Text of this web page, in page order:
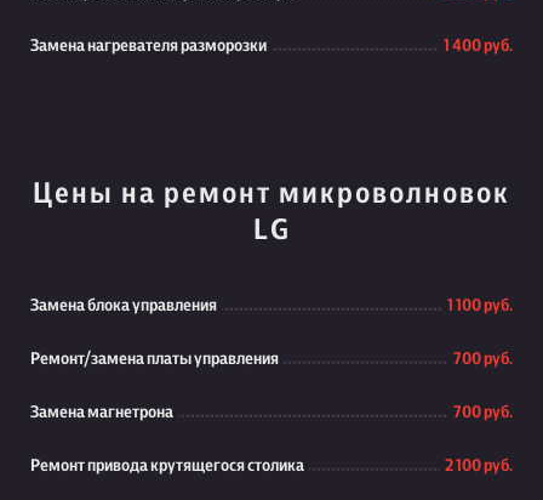
Замена нагревателя разморозки 1 400 руб.
Цены на ремонт микроволновок
LG
Замена блока управления 1 100 руб.
Ремонт/замена платы управления 700 руб.
Замена магнетрона 700 руб.
Ремонт привода крутящегося столика 2 100 руб.